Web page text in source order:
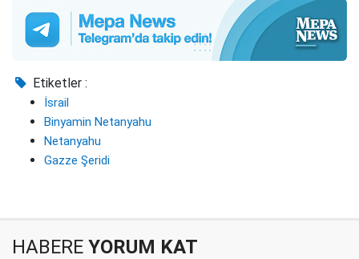
Etiketler :
İsrail
Binyamin Netanyahu
Netanyahu
Gazze Şeridi
HABERE YORUM KAT